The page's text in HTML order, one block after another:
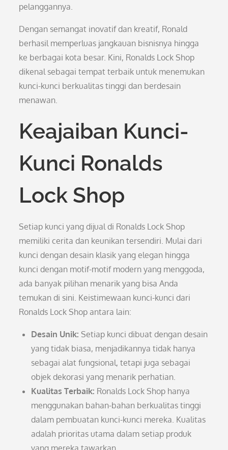
pelanggannya.
Dengan semangat inovatif dan kreatif, Ronald
berhasil memperluas jangkauan bisnisnya hingga
ke berbagai kota besar. Kini, Ronalds Lock Shop
dikenal sebagai tempat terbaik untuk menemukan
kunci-kunci berkualitas tinggi dan berdesain
menawan.
Keajaiban Kunci-
Kunci Ronalds
Lock Shop
Setiap kunci yang dijual di Ronalds Lock Shop
memiliki cerita dan keunikan tersendiri. Mulai dari
kunci dengan desain klasik yang elegan hingga
kunci dengan motif-motif modern yang menggoda,
ada banyak pilihan menarik yang bisa Anda
temukan di sini. Keistimewaan kunci-kunci dari
Ronalds Lock Shop antara lain:
Desain Unik: Setiap kunci dibuat dengan desain
yang tidak biasa, menjadikannya tidak hanya
sebagai alat fungsional, tetapi juga sebagai
objek dekorasi yang menarik perhatian.
Kualitas Terbaik: Ronalds Lock Shop hanya
menggunakan bahan-bahan berkualitas tinggi
dalam pembuatan kunci-kunci mereka. Kualitas
adalah prioritas utama dalam setiap produk
yang mereka tawarkan.